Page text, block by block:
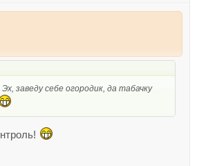
Эх, заведу себе огородик, да табачку